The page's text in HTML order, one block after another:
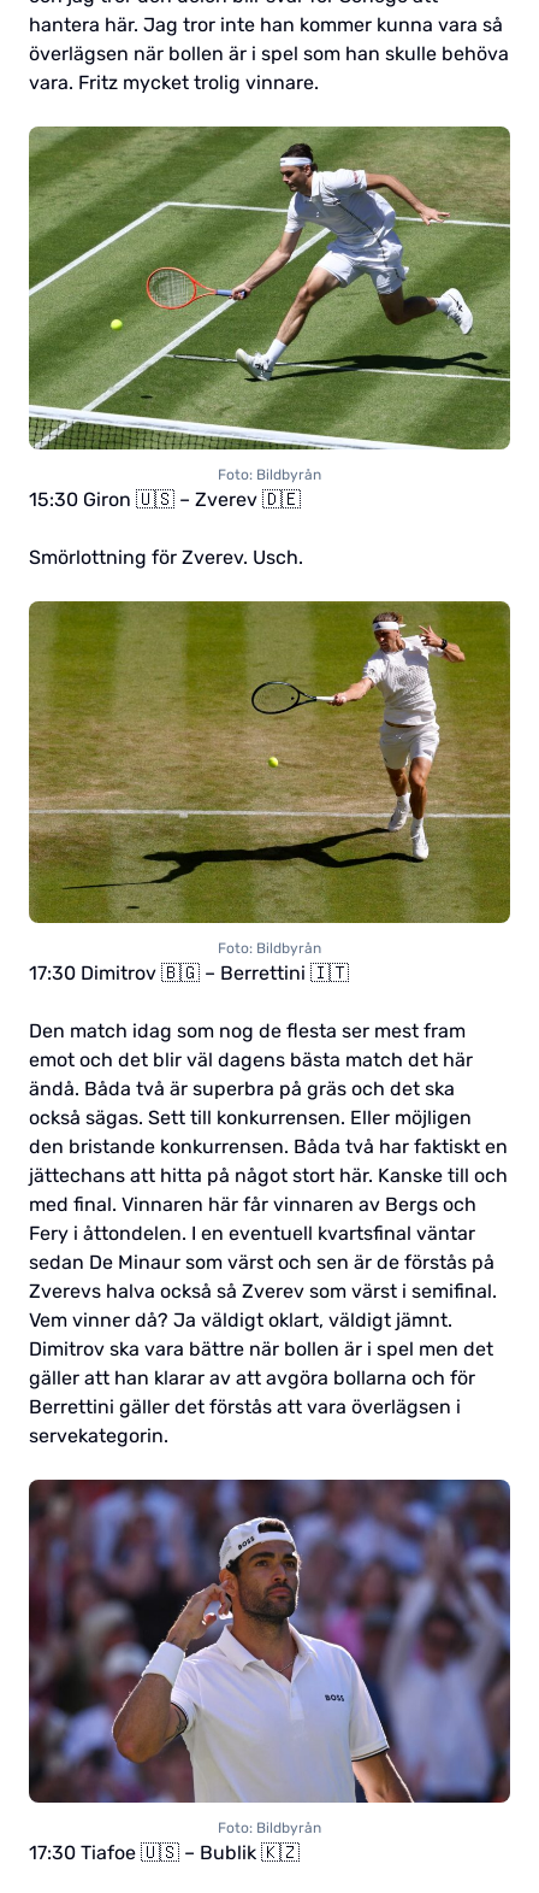
hantera här. Jag tror inte han kommer kunna vara så
överlägsen när bollen är i spel som han skulle behöva
vara. Fritz mycket trolig vinnare.
Foto: Bildbyrån
15:30 Giron 🇺🇸 – Zverev 🇩🇪
Smörlottning för Zverev. Usch.
Foto: Bildbyrån
17:30 Dimitrov 🇧🇬 – Berrettini 🇮🇹
Den match idag som nog de flesta ser mest fram
emot och det blir väl dagens bästa match det här
ändå. Båda två är superbra på gräs och det ska
också sägas. Sett till konkurrensen. Eller möjligen
den bristande konkurrensen. Båda två har faktiskt en
jättechans att hitta på något stort här. Kanske till och
med final. Vinnaren här får vinnaren av Bergs och
Fery i åttondelen. I en eventuell kvartsfinal väntar
sedan De Minaur som värst och sen är de förstås på
Zverevs halva också så Zverev som värst i semifinal.
Vem vinner då? Ja väldigt oklart, väldigt jämnt.
Dimitrov ska vara bättre när bollen är i spel men det
gäller att han klarar av att avgöra bollarna och för
Berrettini gäller det förstås att vara överlägsen i
servekategorin.
Foto: Bildbyrån
17:30 Tiafoe 🇺🇸 – Bublik 🇰🇿